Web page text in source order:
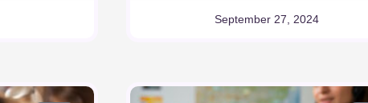
September 27, 2024